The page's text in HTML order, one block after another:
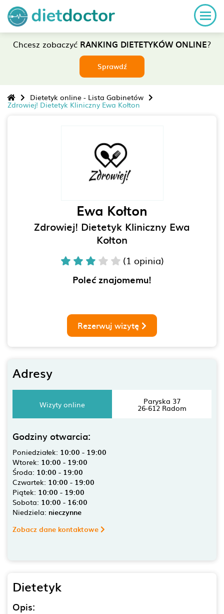
Chcesz zobaczyć RANKING DIETETYKÓW ONLINE?
Sprawdź
Dietetyk online - Lista Gabinetów
Zdrowiej! Dietetyk Kliniczny Ewa Kołton
Ewa Kołton
Zdrowiej! Dietetyk Kliniczny Ewa
Kołton
(1 opinia)
Poleć znajomemu!
Rezerwuj wizytę
Adresy
Wizyty online Paryska 37
26-612 Radom
Godziny otwarcia:
Poniedziałek: 10:00 - 19:00
Wtorek: 10:00 - 19:00
Środa: 10:00 - 19:00
Czwartek: 10:00 - 19:00
Piątek: 10:00 - 19:00
Sobota: 10:00 - 16:00
Niedziela: nieczynne
Zobacz dane kontaktowe
Dietetyk
Opis: